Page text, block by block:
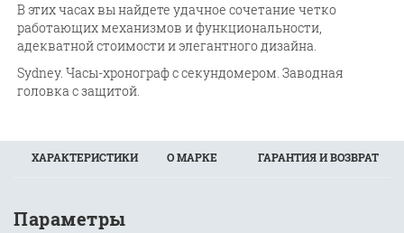
В этих часах вы найдете удачное сочетание четко
работающих механизмов и функциональности,
адекватной стоимости и элегантного дизайна.
Sydney. Часы-хронограф с секундомером. Заводная
головка с защитой.
ХАРАКТЕРИСТИКИ О МАРКЕ ГАРАНТИЯ И ВОЗВРАТ
Параметры